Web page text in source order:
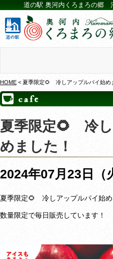
道の駅 奥河内くろまろの郷
HOME < 夏季限定🌻 冷しアップルパイ始め
夏季限定🌻 冷
めました！
2024年07月23日（
夏季限定🌻 冷しアップルパイ始め
数量限定で毎日販売しています！